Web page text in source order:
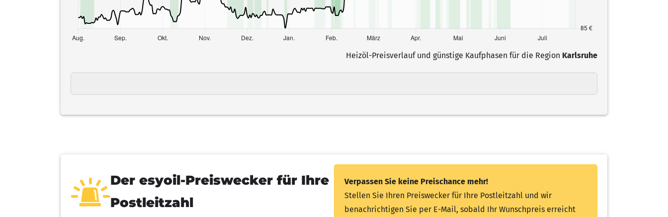
Heizöl-Preisverlauf und günstige Kaufphasen für die Region Karlsruhe
Der esyoil-Preiswecker für Ihre
Postleitzahl
Verpassen Sie keine Preischance mehr!
Stellen Sie Ihren Preiswecker für Ihre Postleitzahl und wir
benachrichtigen Sie per E-Mail, sobald Ihr Wunschpreis erreicht